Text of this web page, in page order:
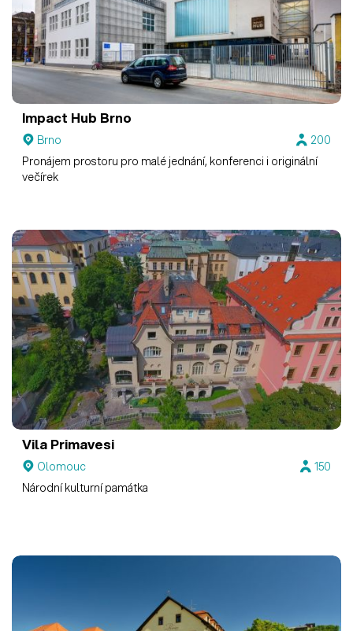
Impact Hub Brno
Brno
200
Pronájem prostoru pro malé jednání, konferenci i originální
večírek
Vila Primavesi
Olomouc
150
Národní kulturní památka